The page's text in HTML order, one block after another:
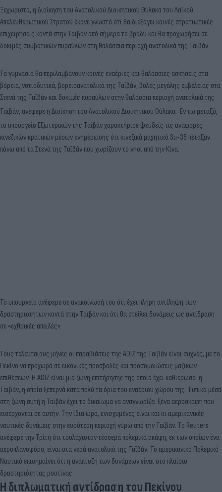
Ξεχωριστά, η Διοίκηση του Ανατολικού Διοικητικού Θύλακα του Λαϊκού
Απελευθερωτικού Στρατού έκανε γνωστό ότι θα διεξάγει κοινές στρατιωτικές
επιχειρήσεις κοντά στην Ταϊβάν από σήμερα το βράδυ και θα προχωρήσει σε
δοκιμές συμβατικών πυραύλων στη θαλάσσια περιοχή ανατολικά της Ταϊβάν.
Τα γυμνάσια θα περιλαμβάνουν κοινές εναέριες και θαλάσσιες ασκήσεις στα
βόρεια, νοτιοδυτικά, βορειοανατολικά της Ταϊβάν, βολές μεγάλης εμβέλειας στα
Στενά της Ταϊβάν και δοκιμές πυραύλων στην θαλάσσια περιοχή ανατολικά της
Ταϊβάν, ανέφερε η Διοίκηση του Ανατολικού Διοικητικού Θύλακα. Εν τω μεταξύ,
το υπουργείο Εξωτερικών της Ταϊβάν χαρακτήρισε ψευδείς τις αναφορές
κινεζικών κρατικών μέσων ενημέρωσης ότι κινεζικά μαχητικά Su-35 πέταξαν
πάνω από τα Στενά της Ταϊβάν που χωρίζουν το νησί από την Κίνα.
Το υπουργείο ανέφερε σε ανακοίνωσή του ότι έχει πλήρη αντίληψη των
δραστηριοτήτων κοντά στην Ταϊβάν και ότι θα στείλει δυνάμεις ως αντίδραση
σε «εχθρικές απειλές».
Τους τελευταίους μήνες οι παραβιάσεις της ADIZ της Ταϊβάν είναι συχνές, με το
Πεκίνο να προχωρά σε εικονικές προσβολές και προσομοιώσεις μαζικών
επιθέσεων. Η ADIZ είναι μια ζώνη επιτήρησης της οποία έχει καθιερώσει η
Ταϊβάν, η οποία ξεπερνά κατά πολύ τα όρια του εναέριου χώρου της. Τυπικά μέσα
στη ζώνη αυτή η Ταϊβάν έχει το δικαίωμα να αναγνωρίζει ξένα αεροσκάφη που
εισέρχονται σε αυτήν. Την ίδια ώρα, ενισχυμένες είναι και οι αμερικανικές
ναυτικές δυνάμεις στην ευρύτερη περιοχή γύρω από την Ταϊβάν. Το Reuters
ανέφερε την Τρίτη ότι τουλάχιστον τέσσερα πολεμικά σκάφη, εκ των οποίων ένα
αεροπλανοφόρο, είναι στα νερά ανατολικά της Ταϊβάν. Το αμερικανικό Πολεμικό
Ναυτικό επισημαίνει ότι η ανάπτυξη των δυνάμεων είναι στο πλαίσιο
δραστηριότητας ρουτίνας.
Η διπλωματική αντίδραση του Πεκίνου